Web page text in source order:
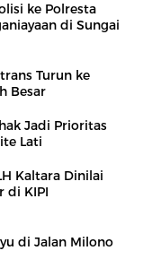
ke Polresta
di Sungai
Turun ke
Besar
Jadi Prioritas
Lati
Kaltara Dinilai
di KIPI
di Jalan Milono